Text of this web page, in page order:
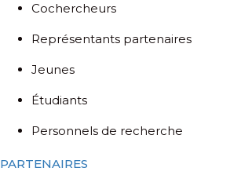
Cochercheurs
Représentants partenaires
Jeunes
Étudiants
Personnels de recherche
PARTENAIRES